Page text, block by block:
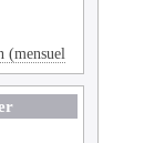
(mensuel